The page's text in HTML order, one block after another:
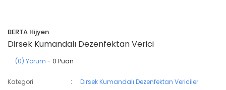
BERTA Hijyen
Dirsek Kumandalı Dezenfektan Verici
(0) Yorum - 0 Puan
Kategori
Dirsek Kumandalı Dezenfektan Vericiler